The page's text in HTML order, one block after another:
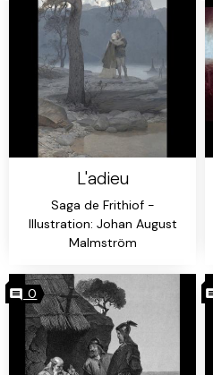
L'adieu
Saga de Frithiof -
Illustration: Johan August
Malmström
0